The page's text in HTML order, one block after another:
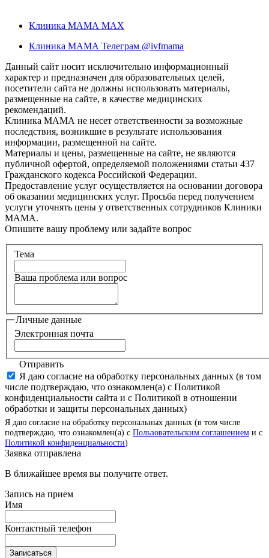
Клиника МАМА MAX
Клиника МАМА Телеграм @ivfmama
Данный сайт носит исключительно информационный
характер и предназначен для образовательных целей,
посетители сайта не должны использовать материалы,
размещенные на сайте, в качестве медицинских
рекомендаций.
Клиника МАМА не несет ответственности за возможные
последствия, возникшие в результате использования
информации, размещенной на сайте.
Материалы и цены, размещенные на сайте, не являются
публичной офертой, определяемой положениями статьи 437
Гражданского кодекса Российской Федерации.
Предоставление услуг осуществляется на основании договора
об оказании медицинских услуг. Просьба перед получением
услуги уточнять цены у ответственных сотрудников Клиники
МАМА.
Опишите вашу проблему или задайте вопрос
Тема
Ваша проблема или вопрос
Личные данные
Электронная почта
Отправить
Я даю согласие на обработку персональных данных (в том
числе подтверждаю, что ознакомлен(а) с Политикой
конфиденциальности сайта и с Политикой в отношении
обработки и защиты персональных данных)
Я даю согласие на обработку персональных данных (в том числе
подтверждаю, что ознакомлен(а) с Пользовательским соглашением и с
Политикой конфиденциальности)
Заявка отправлена
В ближайшее время вы получите ответ.
Запись на прием
Имя
Контактный телефон
Записаться